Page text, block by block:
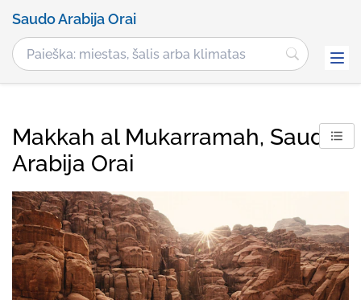
Saudo Arabija Orai
Makkah al Mukarramah, Saudo
Arabija Orai